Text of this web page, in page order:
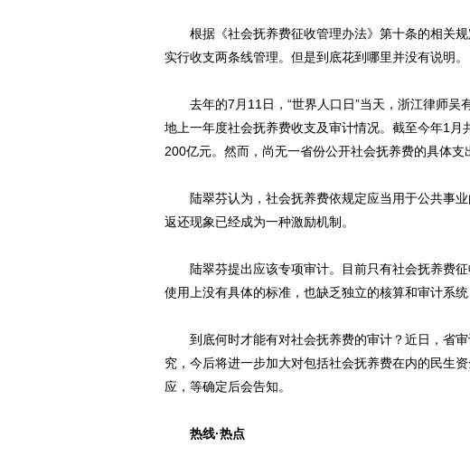
根据《社会抚养费征收管理办法》第十条的相关规
实行收支两条线管理。但是到底花到哪里并没有说明。
去年的7月11日，“世界人口日”当天，浙江律师吴
地上一年度社会抚养费收支及审计情况。截至今年1
200亿元。然而，尚无一省份公开社会抚养费的具体支
陆翠芬认为，社会抚养费依规定应当用于公共事业
返还现象已经成为一种激励机制。
陆翠芬提出应该专项审计。目前只有社会抚养费征
使用上没有具体的标准，也缺乏独立的核算和审计系
到底何时才能有对社会抚养费的审计？近日，省审
究，今后将进一步加大对包括社会抚养费在内的民生
应，等确定后会告知。
热线·热点